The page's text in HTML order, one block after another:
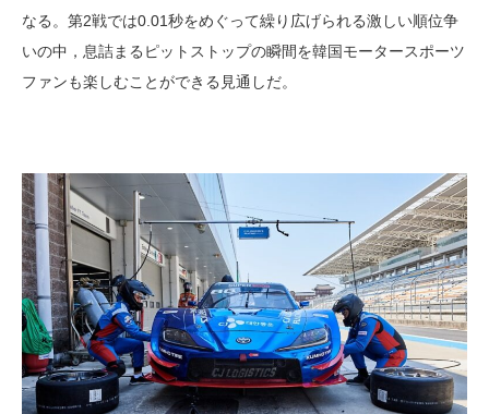
なる。第2戦では0.01秒をめぐって繰り広げられる激しい順位争
いの中，息詰まるピットストップの瞬間を韓国モータースポーツ
ファンも楽しむことができる見通しだ。